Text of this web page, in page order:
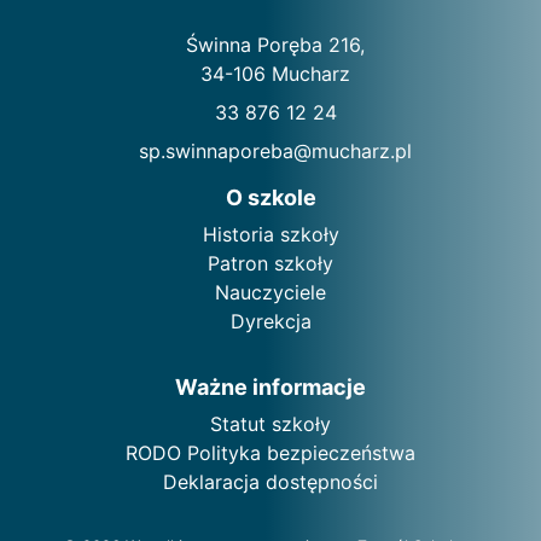
Świnna Poręba 216,
34-106 Mucharz
33 876 12 24
sp.swinnaporeba@mucharz.pl
O szkole
Historia szkoły
Patron szkoły
Nauczyciele
Dyrekcja
Ważne informacje
Statut szkoły
RODO Polityka bezpieczeństwa
Deklaracja dostępności